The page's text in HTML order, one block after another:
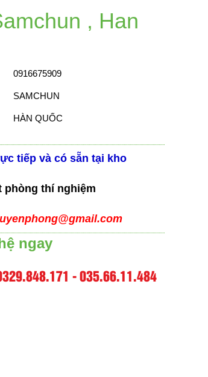
, Han
0916675909
SAMCHUN
HÀN QUỐC
tiếp và có sẵn tại kho
phòng thí nghiệm
ngay
- 035.66.11.484